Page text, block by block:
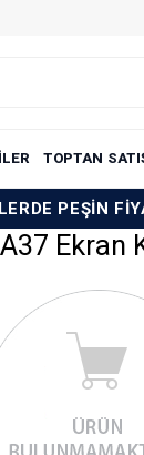
TOPTAN
PEŞİN
Ekran